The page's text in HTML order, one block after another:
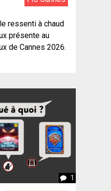
ressenti à chaud
présente au
de Cannes 2026.
1